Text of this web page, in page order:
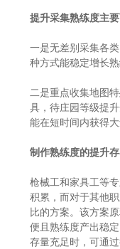
提升采集熟练度主
一是无差别采集各
种方式能稳定增长
二是重点收集地图
具，待庄园等级提
能在短时间内获得大
制作熟练度的提升
枪械工和家具工等
积累，而对于其他
比的方案。该方案
便且熟练度产出稳
存量充足时，可通